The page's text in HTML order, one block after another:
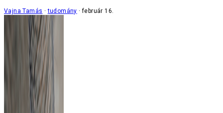
Vajna Tamás tudomány február 16.